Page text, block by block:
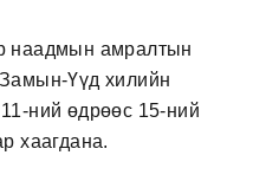
наадмын амралтын
Үүд хилийн
ний өдрөөс 15-ний
хаагдана.